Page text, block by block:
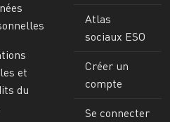
et
du
Atlas
sociaux ESO
Créer un
compte
Se connecter